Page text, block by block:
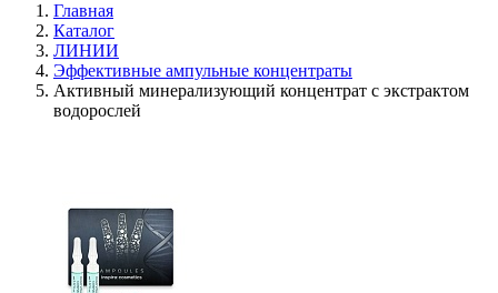
Главная
Каталог
ЛИНИИ
Эффективные ампульные концентраты
Активный минерализующий концентрат с экстрактом
водорослей